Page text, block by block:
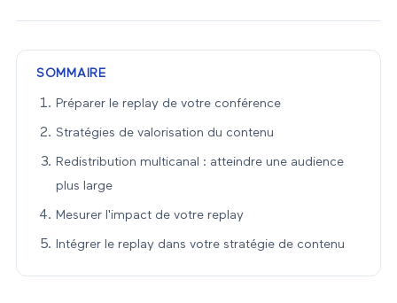
SOMMAIRE
Préparer le replay de votre conférence
Stratégies de valorisation du contenu
Redistribution multicanal : atteindre une audience
plus large
Mesurer l'impact de votre replay
Intégrer le replay dans votre stratégie de contenu